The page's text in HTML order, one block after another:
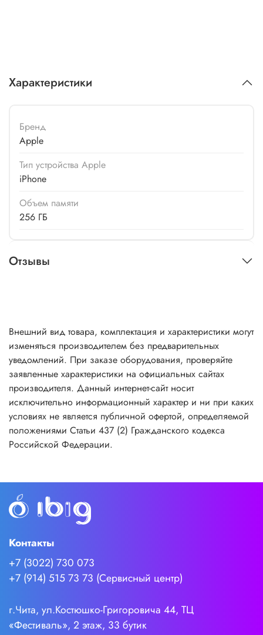
Характеристики
Бренд
Apple
Тип устройства Apple
iPhone
Объем памяти
256 ГБ
Отзывы
Внешний вид товара, комплектация и характеристики могут
изменяться производителем без предварительных
уведомлений. При заказе оборудования, проверяйте
заявленные характеристики на официальных сайтах
производителя. Данный интернет-сайт носит
исключительно информационный характер и ни при каких
условиях не является публичной офертой, определяемой
положениями Статьи 437 (2) Гражданского кодекса
Российской Федерации.
Контакты
+7 (3022) 730 073
+7 (914) 515 73 73 (Сервисный центр)
г.Чита, ул.Костюшко-Григоровича 44, ТЦ
«Фестиваль», 2 этаж, 33 бутик